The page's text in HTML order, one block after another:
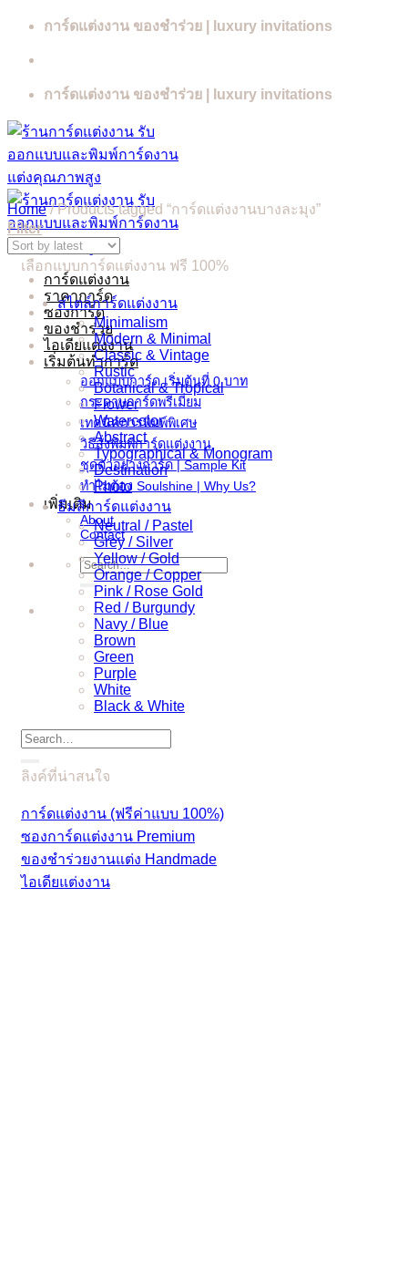
Skip
การ์ดแต่งงาน ของชำร่วย | luxury invitations
การ์ดแต่งงาน ของชำร่วย | luxury invitations
การ์ดแต่งงาน
ราคาการ์ด
ซองการ์ด
ของชำร่วย
ไอเดียแต่งงาน
เริ่มต้นทำการ์ด
ออกแบบการ์ด เริ่มต้นที่ 0 บาท
กระดาษการ์ดพรีเมี่ยม
เทคนิคการพิมพ์พิเศษ
วิธีสั่งพิมพ์การ์ดแต่งงาน
ชุดตัวอย่างการ์ด | Sample Kit
ทำไมต้อง Soulshine | Why Us?
เพิ่มเติม
About
Contact
Search
for:
Home /Products tagged “การ์ดแต่งงานบางละมุง”
Filter
เลือกแบบการ์ดแต่งงาน ฟรี 100%
สไตล์การ์ดแต่งงาน
Minimalism
Modern & Minimal
Classic & Vintage
Rustic
Botanical & Tropical
Flower
Watercolor
Abstract
Typographical & Monogram
Destination
Photo
ธีมสีการ์ดแต่งงาน
Neutral / Pastel
Grey / Silver
Yellow / Gold
Orange / Copper
Pink / Rose Gold
Red / Burgundy
Navy / Blue
Brown
Green
Purple
White
Black & White
Search
for:
ลิงค์ที่น่าสนใจ
การ์ดแต่งงาน (ฟรีค่าแบบ 100%)
ซองการ์ดแต่งงาน Premium
ของชำร่วยงานแต่ง Handmade
ไอเดียแต่งงาน